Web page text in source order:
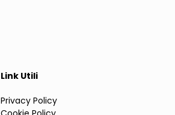
Link Utili
Privacy Policy